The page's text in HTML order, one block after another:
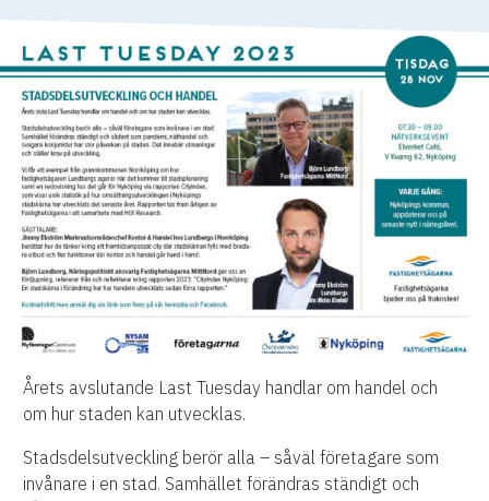
Årets avslutande Last Tuesday handlar om handel och
om hur staden kan utvecklas.
Stadsdelsutveckling berör alla – såväl företagare som
invånare i en stad. Samhället förändras ständigt och